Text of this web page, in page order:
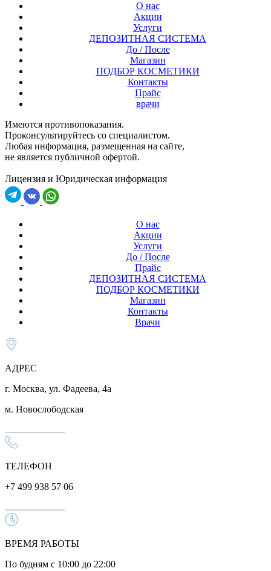
О нас
Акции
Услуги
ДЕПОЗИТНАЯ СИСТЕМА
До / После
Магазин
ПОДБОР КОСМЕТИКИ
Контакты
Прайс
врачи
Имеются противопоказания.
Проконсультируйтесь со специалистом.
Любая информация, размещенная на сайте,
не является публичной офертой.
Лицензия и Юридическая информация
О нас
Акции
Услуги
До / После
Прайс
ДЕПОЗИТНАЯ СИСТЕМА
ПОДБОР КОСМЕТИКИ
Магазин
Контакты
Врачи
АДРЕС
г. Москва, ул. Фадеева, 4а
м. Новослободская
ТЕЛЕФОН
+7 499 938 57 06
ВРЕМЯ РАБОТЫ
По будням с 10:00 до 22:00